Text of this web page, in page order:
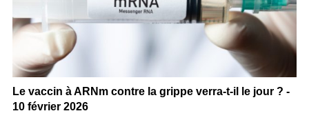
Le vaccin à ARNm contre la grippe verra-t-il le jour ? -
10 février 2026